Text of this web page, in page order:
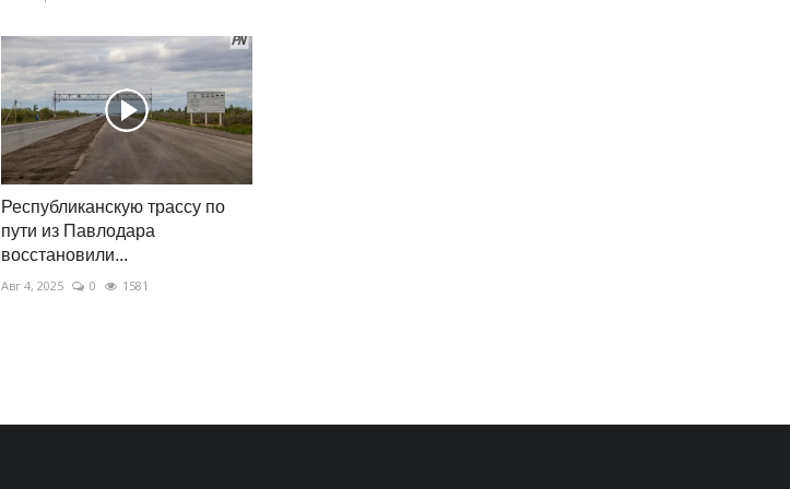
Республиканскую трассу по
пути из Павлодара
восстановили...
Авг 4, 2025 0 1581